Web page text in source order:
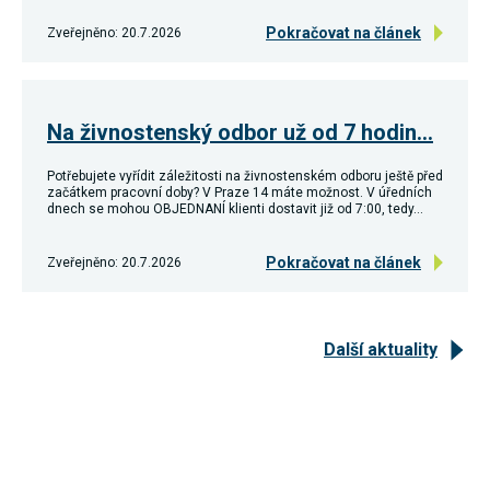
Zveřejněno: 20.7.2026 Pokračovat na článek
Na živnostenský odbor už od 7 hodin…
Potřebujete vyřídit záležitosti na živnostenském odboru ještě před
začátkem pracovní doby? V Praze 14 máte možnost. V úředních
dnech se mohou OBJEDNANÍ klienti dostavit již od 7:00, tedy…
Zveřejněno: 20.7.2026 Pokračovat na článek
Další aktuality